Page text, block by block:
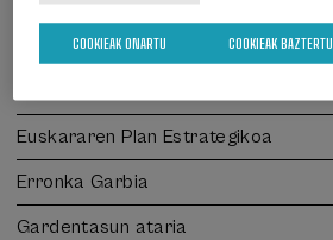
Salaketen gunea
Euskararen Plan Estrategikoa
Erronka Garbia
Gardentasun ataria
COOKIEAK BAZTERTU
COOKIEAK ONARTU